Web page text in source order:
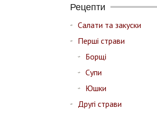
Рецепти
Салати та закуски
Перші страви
Борщі
Супи
Юшки
Другі страви